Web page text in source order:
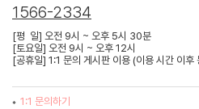
1566-2334
[평 일] 오전 9시 ~ 오후 5시 30분
[토요일] 오전 9시 ~ 오후 12시
[공휴일] 1:1 문의 게시판 이용 (이용 시간 이후
1:1 문의하기